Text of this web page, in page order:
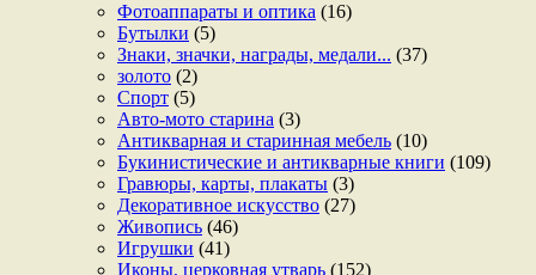
Фотоаппараты и оптика (16)
Бутылки (5)
Знаки, значки, награды, медали... (37)
золото (2)
Спорт (5)
Авто-мото старина (3)
Антикварная и старинная мебель (10)
Букинистические и антикварные книги (109)
Гравюры, карты, плакаты (3)
Декоративное искусство (27)
Живопись (46)
Игрушки (41)
Иконы, церковная утварь (152)